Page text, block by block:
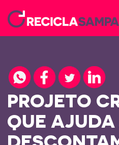
PROJETO
QUE